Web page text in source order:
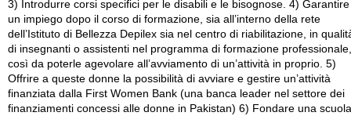
3) Introdurre corsi specifici per le disabili e le bisognose. 4) Garantire
un impiego dopo il corso di formazione, sia all’interno della rete
dell’Istituto di Bellezza Depilex sia nel centro di riabilitazione, in
di insegnanti o assistenti nel programma di formazione professionale,
così da poterle agevolare all’avviamento di un’attività in proprio. 5)
Offrire a queste donne la possibilità di avviare e gestire un’attività
finanziata dalla First Women Bank (una banca leader nel settore dei
finanziamenti concessi alle donne in Pakistan) 6) Fondare una scuola